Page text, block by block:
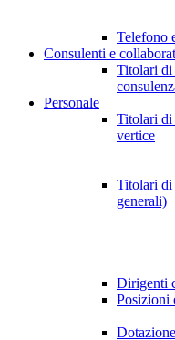
Telefono
Consulenti e
Titolari di
Personale
Titolari di
vertice
Titolari di
generali)
Dirigenti
Posizioni